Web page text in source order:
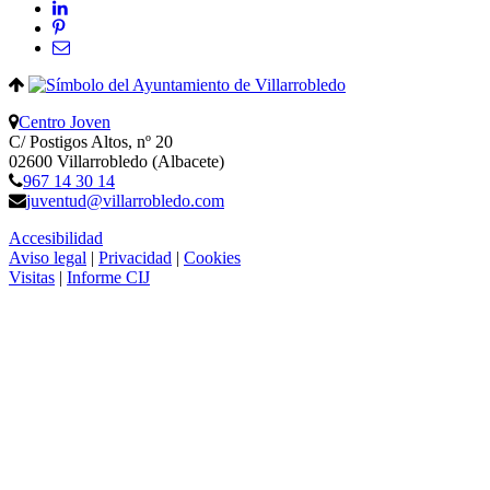
Centro Joven
C/ Postigos Altos, nº 20
02600 Villarrobledo (Albacete)
967 14 30 14
juventud@villarrobledo.com
Accesibilidad
Aviso legal | Privacidad | Cookies
Visitas | Informe CIJ